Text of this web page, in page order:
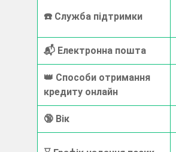
☎️​ Служба підтримки
📬​ Електронна пошта
👑 Способи отримання
кредиту онлайн
🔞​ Вік